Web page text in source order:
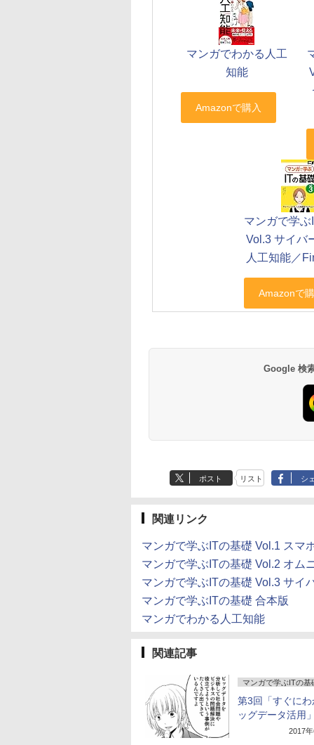
マンガでわかる人工
知能
マンガで学
Vol.3 サイバ
人工知能／
Google 検
ポスト リスト シ
関連リンク
マンガで学ぶITの基礎 Vol.1 スマ
マンガで学ぶITの基礎 Vol.2 オム
マンガで学ぶITの基礎 Vol.3 サイ
マンガで学ぶITの基礎 合本版
マンガでわかる人工知能
関連記事
マンガで学ぶITの基
第3回「すぐに
ッグデータ活用
2017